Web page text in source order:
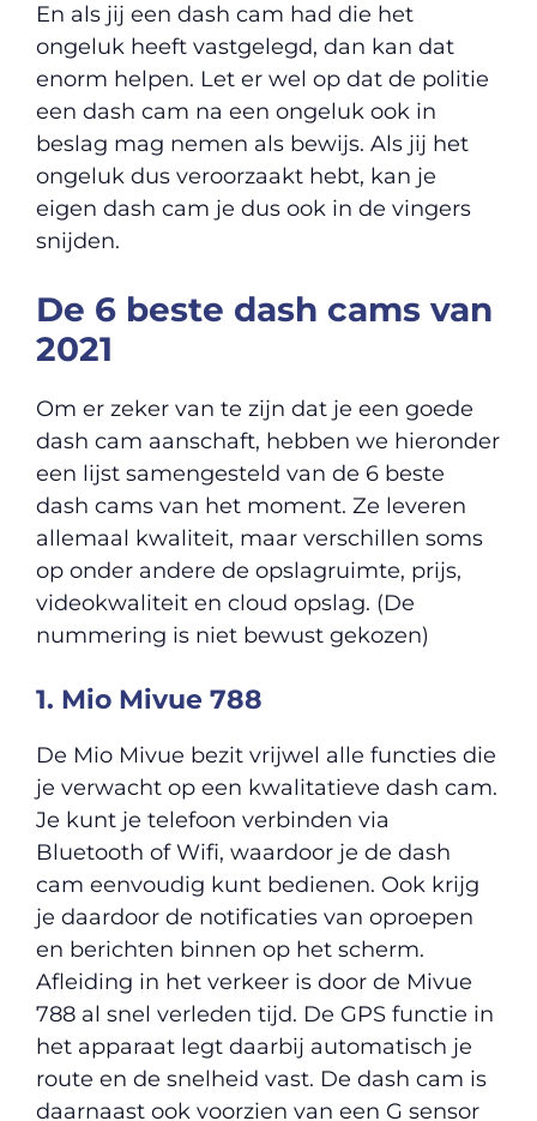
En als jij een dash cam had die het
ongeluk heeft vastgelegd, dan kan dat
enorm helpen. Let er wel op dat de politie
een dash cam na een ongeluk ook in
beslag mag nemen als bewijs. Als jij het
ongeluk dus veroorzaakt hebt, kan je
eigen dash cam je dus ook in de vingers
snijden.
De 6 beste dash cams van
2021
Om er zeker van te zijn dat je een goede
dash cam aanschaft, hebben we hieronder
een lijst samengesteld van de 6 beste
dash cams van het moment. Ze leveren
allemaal kwaliteit, maar verschillen soms
op onder andere de opslagruimte, prijs,
videokwaliteit en cloud opslag. (De
nummering is niet bewust gekozen)
1. Mio Mivue 788
De Mio Mivue bezit vrijwel alle functies die
je verwacht op een kwalitatieve dash cam.
Je kunt je telefoon verbinden via
Bluetooth of Wifi, waardoor je de dash
cam eenvoudig kunt bedienen. Ook krijg
je daardoor de notificaties van oproepen
en berichten binnen op het scherm.
Afleiding in het verkeer is door de Mivue
788 al snel verleden tijd. De GPS functie in
het apparaat legt daarbij automatisch je
route en de snelheid vast. De dash cam is
daarnaast ook voorzien van een G sensor